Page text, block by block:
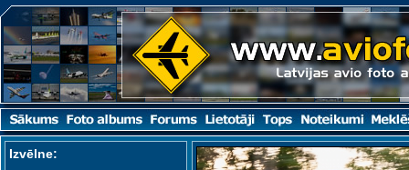
Izvēlne: